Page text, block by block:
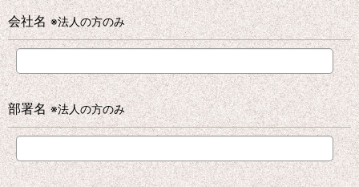
会社名 ※法人の方のみ
部署名 ※法人の方のみ